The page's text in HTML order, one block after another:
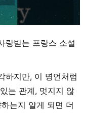
랑받는 프랑스 소설
하지만, 이 명언처럼
는 관계, 멋지지 않
는지 알게 되면 더